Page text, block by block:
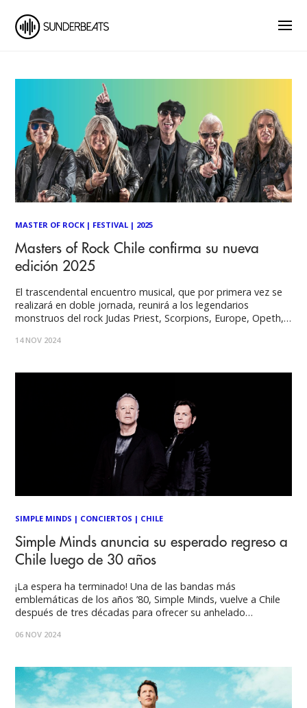
MASTER OF ROCK| FESTIVAL | 2025
Masters of Rock Chile confirma su nueva
edición 2025
El trascendental encuentro musical, que por primera vez se
realizará en doble jornada, reunirá a los legendarios
monstruos del rock Judas Priest, Scorpions, Europe, Opeth,
Pentagram. Con un cartel de bandas inédito en el país,
14 NOV 2024
SIMPLE MINDS | CONCIERTOS | CHILE
Simple Minds anuncia su esperado regreso a
Chile luego de 30 años
¡La espera ha terminado! Una de las bandas más
emblemáticas de los años ’80, Simple Minds, vuelve a Chile
después de tres décadas para ofrecer su anhelado
En esta oportunidad, una de las agrupaciones más prolíficas
06 NOV 2024